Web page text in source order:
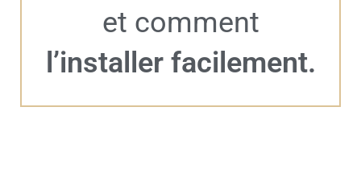
et comment
l’installer facilement.